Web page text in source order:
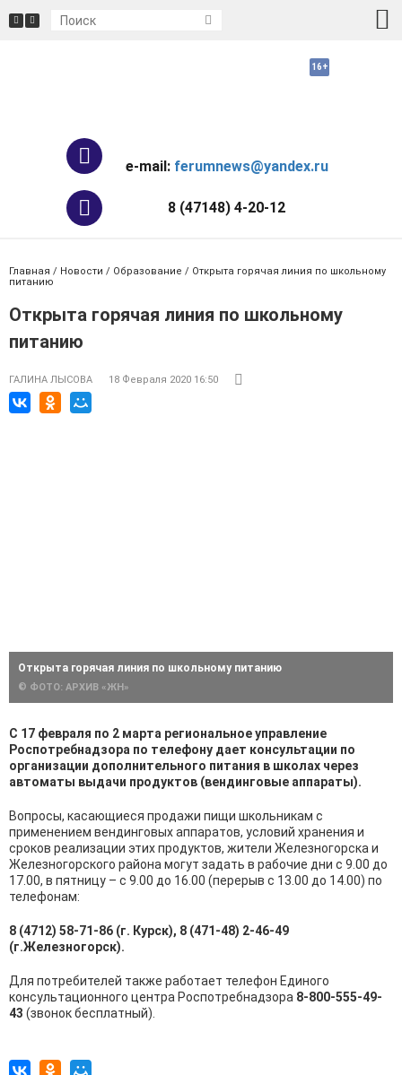
e-mail: ferumnews@yandex.ru
8 (47148) 4-20-12
Главная / Новости / Образование / Открыта горячая линия по школьному
питанию
Открыта горячая линия по школьному
питанию
ГАЛИНА ЛЫСОВА 18 Февраля 2020 16:50
Открыта горячая линия по школьному питанию
© ФОТО: АРХИВ «ЖН»
С 17 февраля по 2 марта региональное управление
Роспотребнадзора по телефону дает консультации по
организации дополнительного питания в школах через
автоматы выдачи продуктов (вендинговые аппараты).
Вопросы, касающиеся продажи пищи школьникам с
применением вендинговых аппаратов, условий хранения и
сроков реализации этих продуктов, жители Железногорска и
Железногорского района могут задать в рабочие дни с 9.00 до
17.00, в пятницу – с 9.00 до 16.00 (перерыв с 13.00 до 14.00) по
телефонам:
8 (4712) 58-71-86 (г. Курск), 8 (471-48) 2-46-49
(г.Железногорск).
Для потребителей также работает телефон Единого
консультационного центра Роспотребнадзора 8-800-555-49-
43 (звонок бесплатный).